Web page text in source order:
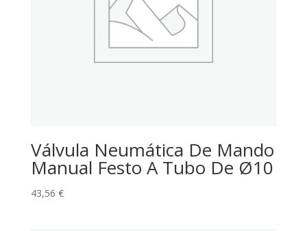
Válvula Neumática De Mando
Manual Festo A Tubo De Ø10
43,56 €